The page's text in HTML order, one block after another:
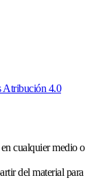
Atribución 4.0
cualquier medio o
del material para